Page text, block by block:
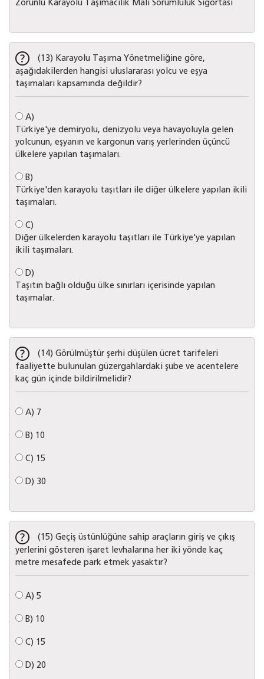
Zorunlu Karayolu Taşımacılık Mali Sorumluluk Sigortası
(13) Karayolu Taşıma Yönetmeliğine göre,
aşağıdakilerden hangisi uluslararası yolcu ve eşya
taşımaları kapsamında değildir?
A)
Türkiye'ye demiryolu, denizyolu veya havayoluyla gelen
yolcunun, eşyanın ve kargonun varış yerlerinden üçüncü
ülkelere yapılan taşımaları.
B)
Türkiye'den karayolu taşıtları ile diğer ülkelere yapılan ikili
taşımaları.
C)
Diğer ülkelerden karayolu taşıtları ile Türkiye'ye yapılan
ikili taşımaları.
D)
Taşıtın bağlı olduğu ülke sınırları içerisinde yapılan
taşımalar.
(14) Görülmüştür şerhi düşülen ücret tarifeleri
faaliyette bulunulan güzergahlardaki şube ve acentelere
kaç gün içinde bildirilmelidir?
A) 7
B) 10
C) 15
D) 30
(15) Geçiş üstünlüğüne sahip araçların giriş ve çıkış
yerlerini gösteren işaret levhalarına her iki yönde kaç
metre mesafede park etmek yasaktır?
A) 5
B) 10
C) 15
D) 20